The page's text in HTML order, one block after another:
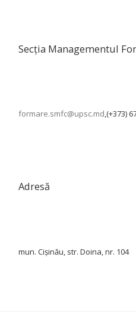
Secția Managementul
formare.smfc@upsc.md,(+373)
Adresă
mun. Cișinău, str. Doina, nr. 104